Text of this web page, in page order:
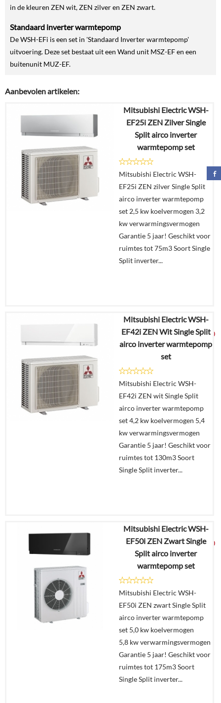
in de kleuren ZEN wit, ZEN zilver en ZEN zwart.
Standaard inverter warmtepomp
De WSH-EFi is een set in 'Standaard Inverter warmtepomp'
uitvoering. Deze set bestaat uit een Wand unit MSZ-EF en een
buitenunit MUZ-EF.
Aanbevolen artikelen:
Mitsubishi Electric WSH-
EF25i ZEN Zilver Single
Split airco inverter
warmtepomp set
Mitsubishi Electric WSH-
EF25i ZEN zilver Single Split
airco inverter warmtepomp
set 2,5 kw koelvermogen 3,2
kw verwarmingsvermogen
Garantie 5 jaar! Geschikt voor
ruimtes tot 75m3 Soort Single
Split inverter...
€2.813,25
€1.825,00
In
winkelmand
Mitsubishi Electric WSH-
EF42i ZEN Wit Single Split
airco inverter warmtepomp
set
Mitsubishi Electric WSH-
EF42i ZEN wit Single Split
airco inverter warmtepomp
set 4,2 kw koelvermogen 5,4
kw verwarmingsvermogen
Garantie 5 jaar! Geschikt voor
ruimtes tot 130m3 Soort
Single Split inverter...
€3.617,90
€2.349,00
Details
In
winkelmand
Mitsubishi Electric WSH-
EF50i ZEN Zwart Single
Split airco inverter
warmtepomp set
Mitsubishi Electric WSH-
EF50i ZEN zwart Single Split
airco inverter warmtepomp
set 5,0 kw koelvermogen
5,8 kw verwarmingsvermogen
Garantie 5 jaar! Geschikt voor
ruimtes tot 175m3 Soort
Single Split inverter...